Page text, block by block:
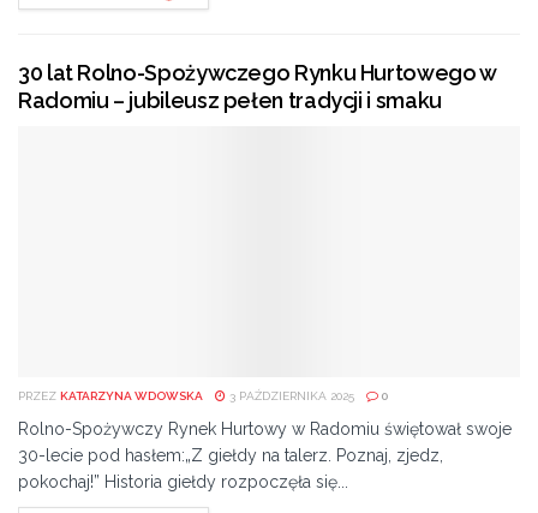
30 lat Rolno-Spożywczego Rynku Hurtowego w
Radomiu – jubileusz pełen tradycji i smaku
PRZEZ KATARZYNA WDOWSKA 3 PAŹDZIERNIKA 2025 0
Rolno-Spożywczy Rynek Hurtowy w Radomiu świętował swoje
30-lecie pod hasłem:„Z giełdy na talerz. Poznaj, zjedz,
pokochaj!” Historia giełdy rozpoczęła się...